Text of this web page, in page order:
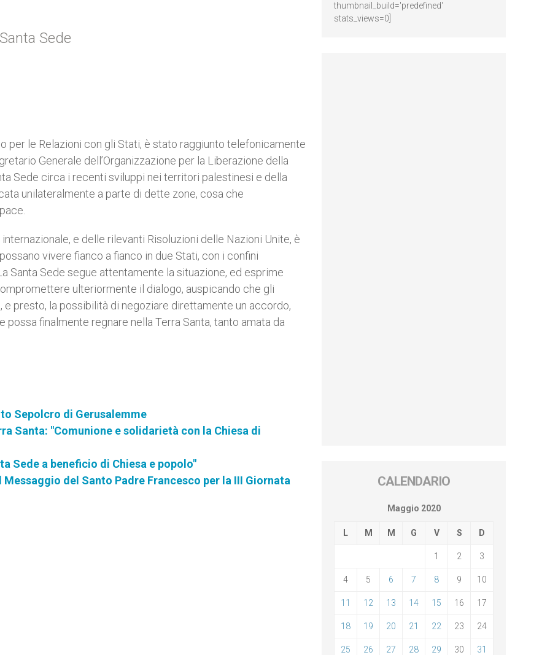
Sede
per le Relazioni con gli Stati, è stato raggiunto telefonicamente
Generale dell’Organizzazione per la Liberazione della
Sede circa i recenti sviluppi nei territori palestinesi e della
unilateralmente a parte di dette zone, cosa che
e delle rilevanti Risoluzioni delle Nazioni Unite, è
vivere fianco a fianco in due Stati, con i confini
Santa Sede segue attentamente la situazione, ed esprime
ulteriormente il dialogo, auspicando che gli
presto, la possibilità di negoziare direttamente un accordo,
possa finalmente regnare nella Terra Santa, tanto amata da
Sepolcro di Gerusalemme
Santa: "Comunione e solidarietà con la Chiesa di
Sede a beneficio di Chiesa e popolo"
del Santo Padre Francesco per la III Giornata
thumbnail_build='predefined'
stats_views=0]
CALENDARIO
Maggio 2020
L M M G V S D
1 2 3
4 5 6 7 8 9 10
11 12 13 14 15 16 17
18 19 20 21 22 23 24
25 26 27 28 29 30 31